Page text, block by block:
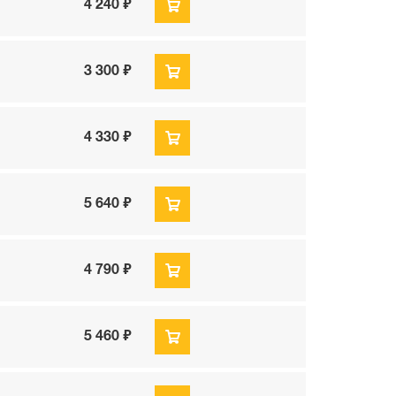
4 240 ₽
3 300 ₽
4 330 ₽
5 640 ₽
4 790 ₽
5 460 ₽